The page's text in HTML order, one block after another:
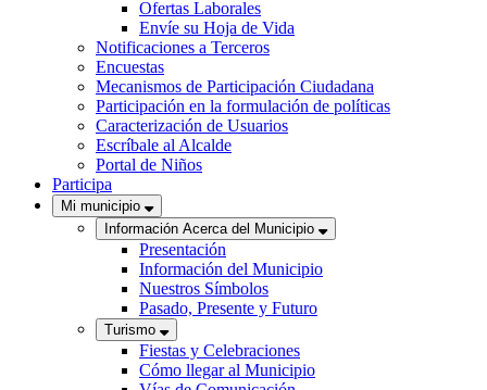
Ofertas Laborales
Envíe su Hoja de Vida
Notificaciones a Terceros
Encuestas
Mecanismos de Participación Ciudadana
Participación en la formulación de políticas
Caracterización de Usuarios
Escríbale al Alcalde
Portal de Niños
Participa
Mi municipio
Información Acerca del Municipio
Presentación
Información del Municipio
Nuestros Símbolos
Pasado, Presente y Futuro
Turismo
Fiestas y Celebraciones
Cómo llegar al Municipio